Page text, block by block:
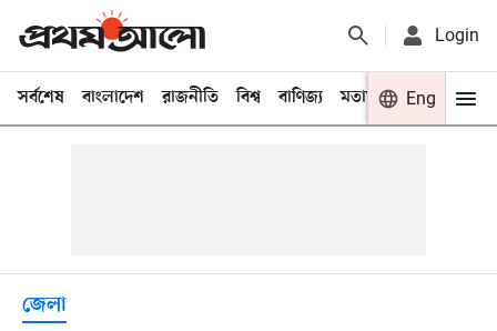
Login
সর্বশেষ বাংলাদেশ রাজনীতি বিশ্ব বাণিজ্য মতামত খেলা
Eng
জেলা